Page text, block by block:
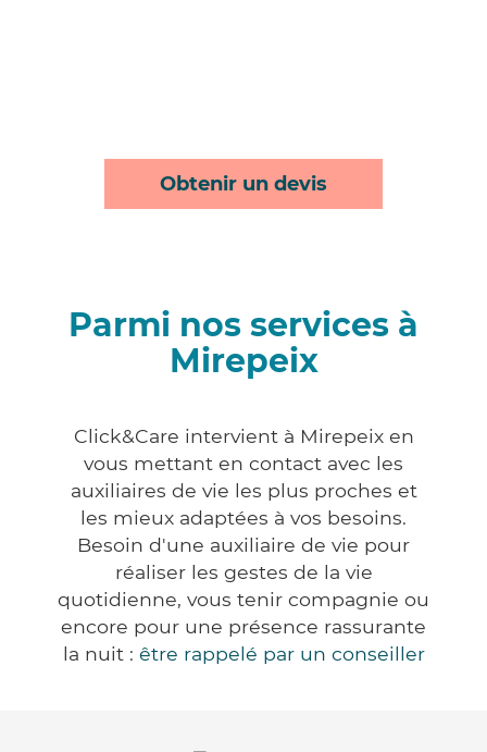
Obtenir un devis
Parmi nos services à
Mirepeix
Click&Care intervient à Mirepeix en
vous mettant en contact avec les
auxiliaires de vie les plus proches et
les mieux adaptées à vos besoins.
Besoin d'une auxiliaire de vie pour
réaliser les gestes de la vie
quotidienne, vous tenir compagnie ou
encore pour une présence rassurante
la nuit : être rappelé par un conseiller